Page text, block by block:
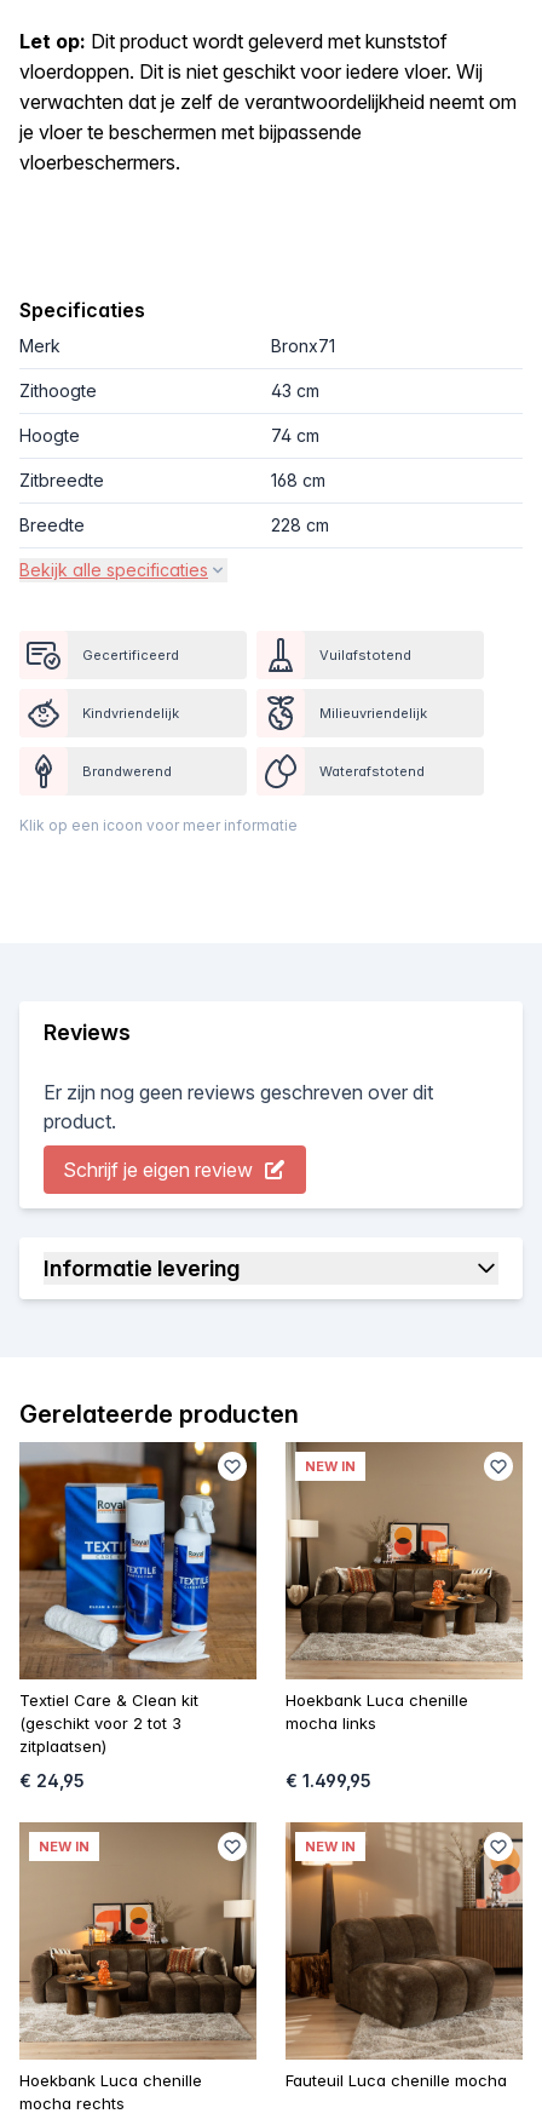
Let op: Dit product wordt geleverd met kunststof
vloerdoppen. Dit is niet geschikt voor iedere vloer. Wij
verwachten dat je zelf de verantwoordelijkheid neemt om
je vloer te beschermen met bijpassende
vloerbeschermers.
Specificaties
Merk Bronx71
Zithoogte 43 cm
Hoogte 74 cm
Zitbreedte 168 cm
Breedte 228 cm
Bekijk alle specificaties
Gecertificeerd Vuilafstotend
Kindvriendelijk Milieuvriendelijk
Brandwerend Waterafstotend
Klik op een icoon voor meer informatie
Reviews
Er zijn nog geen reviews geschreven over dit
product.
Schrijf je eigen review
Informatie levering
Gerelateerde producten
Textiel Care & Clean kit
(geschikt voor 2 tot 3
zitplaatsen)
€ 24,95
NEW IN
Hoekbank Luca chenille
mocha links
€ 1.499,95
NEW IN
Hoekbank Luca chenille
mocha rechts
NEW IN
Fauteuil Luca chenille mocha